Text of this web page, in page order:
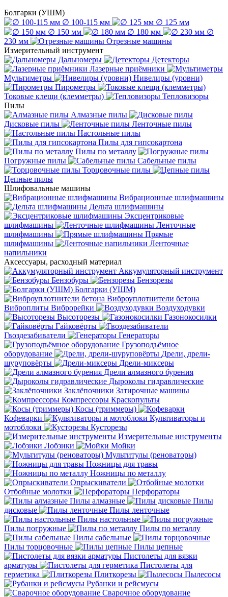
Болгарки (УШМ)
∅ 100-115 мм
∅ 125 мм
∅ 150 мм
∅ 180 мм
∅
230 мм
Отрезные машины
Измерительный инструмент
Дальномеры
Детекторы
Лазерные приёмники
Мультиметры
Нивелиры (уровни)
Пирометры
Токовые клещи (клемметры)
Тепловизоры
Пилы
Алмазные пилы
Дисковые пилы
Ленточные пилы
Настольные пилы
Пилы для гипсокартона
Пилы по металлу
Погружные пилы
Сабельные пилы
Торцовочные пилы
Цепные пилы
Шлифовальные машины
Вибрационные шлифмашины
Дельта шлифмашины
Эксцентриковые
шлифмашины
Ленточные
шлифмашины
Прямые
шлифмашины
Ленточные
напильники
Аксессуары, расходный материал
Аккумуляторный инструмент
Бензобуры
Бензорезы
Болгарки (УШМ)
Виброуплотнители бетона
Виброплиты Виброрейки
Воздуходувки
Высоторезы
Газонокосилки
Гайковёрты
Гвоздезабиватели
Генераторы
Грузоподъёмное
оборудование
Дрели, дрели-
шуруповёрты
Дрели-миксеры
Дрели алмазного бурения
Дыроколы гидравлические
Заклёпочники Затирочные машины
Компрессоры Краскопульты
Косы (триммеры)
Кофеварки
Культиваторы и
мотоблоки
Кусторезы
Измерительные инструменты
Лобзики
Мойки
Мультитулы (реноваторы)
Ножницы для травы
Ножницы по металлу
Опрыскиватели
Отбойные молотки
Перфораторы
Пилы алмазные
Пилы
дисковые
Пилы ленточные
Пилы настольные
Пилы погружные
Пилы по металлу
Пилы сабельные
Пилы торцовочные
Пилы цепные
Пистолеты для вязки
арматуры
Пистолеты для
герметика
Плиткорезы
Пылесосы
Рубанки и рейсмусы
Сварочное оборудование